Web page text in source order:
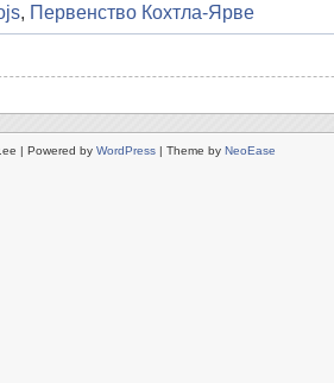
, Первенство Кохтла-Ярве
| Powered by WordPress | Theme by NeoEase